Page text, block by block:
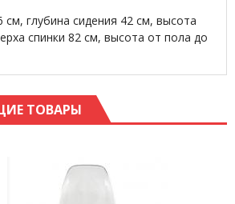
глубина сидения 42 см, высота
спинки 82 см, высота от пола до
ТОВАРЫ